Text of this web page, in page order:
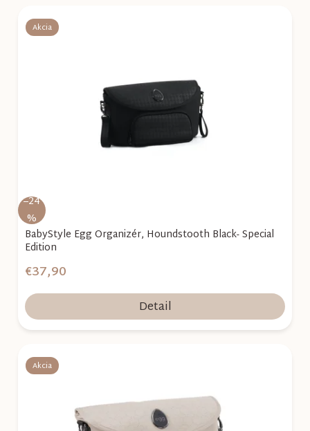
Akcia
–24
%
BabyStyle Egg Organizér, Houndstooth Black- Special
Edition
€37,90
Detail
Akcia